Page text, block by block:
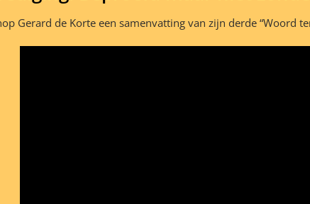
Gerard de Korte een samenvatting van zijn derde “Woord